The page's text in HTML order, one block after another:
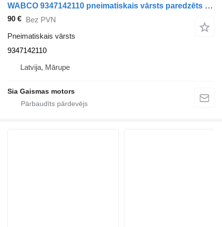
WABCO 9347142110 pneimatiskais vārsts paredzēts autobusa
90 € Bez PVN
Pneimatiskais vārsts
9347142110
Latvija, Mārupe
Sia Gaismas motors